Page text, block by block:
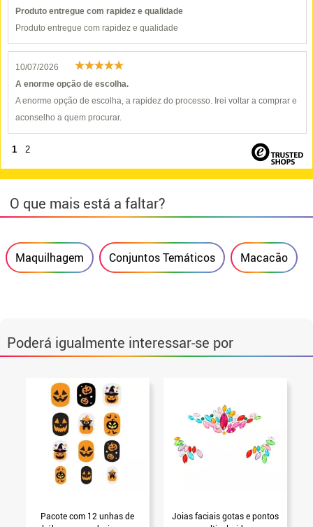
Produto entregue com rapidez e qualidade
Produto entregue com rapidez e qualidade
10/07/2026
A enorme opção de escolha.
A enorme opção de escolha, a rapidez do processo. Irei voltar a comprar e
aconselho a quem procurar.
1 2
O que mais está a faltar?
Maquilhagem Conjuntos Temáticos Macacão
Poderá igualmente interessar-se por
Pacote com 12 unhas de
Joias faciais gotas e pontos